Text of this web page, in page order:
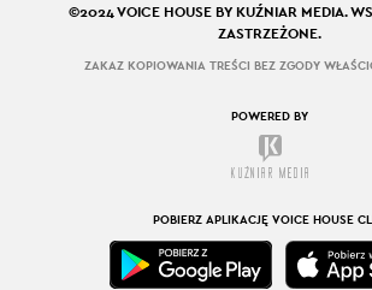
©2024 VOICE HOUSE BY KUŹNIAR MEDIA.
ZASTRZEŻONE.
ZAKAZ KOPIOWANIA TREŚCI BEZ ZGODY
POWERED BY
POBIERZ APLIKACJĘ VOICE HOUSE